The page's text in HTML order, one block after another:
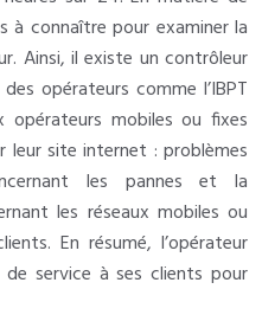
à connaître pour examiner la
Ainsi, il existe un contrôleur
opérateurs comme l’IBPT
mobiles ou fixes
leur site internet : problèmes
les pannes et la
les réseaux mobiles ou
En résumé, l’opérateur
service à ses clients pour